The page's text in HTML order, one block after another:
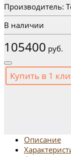
Производитель:
В наличии
105400 руб.
Купить в 1
Описание